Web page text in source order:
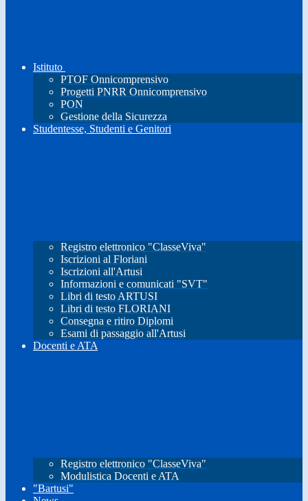
Istituto
PTOF Onnicomprensivo
Progetti PNRR Onnicomprensivo
PON
Gestione della Sicurezza
Studentesse, Studenti e Genitori
Registro elettronico "ClasseViva"
Iscrizioni al Floriani
Iscrizioni all'Artusi
Informazioni e comunicati "SVT"
Libri di testo ARTUSI
Libri di testo FLORIANI
Consegna e ritiro Diplomi
Esami di passaggio all'Artusi
Docenti e ATA
Registro elettronico "ClasseViva"
Modulistica Docenti e ATA
"Bartusi"